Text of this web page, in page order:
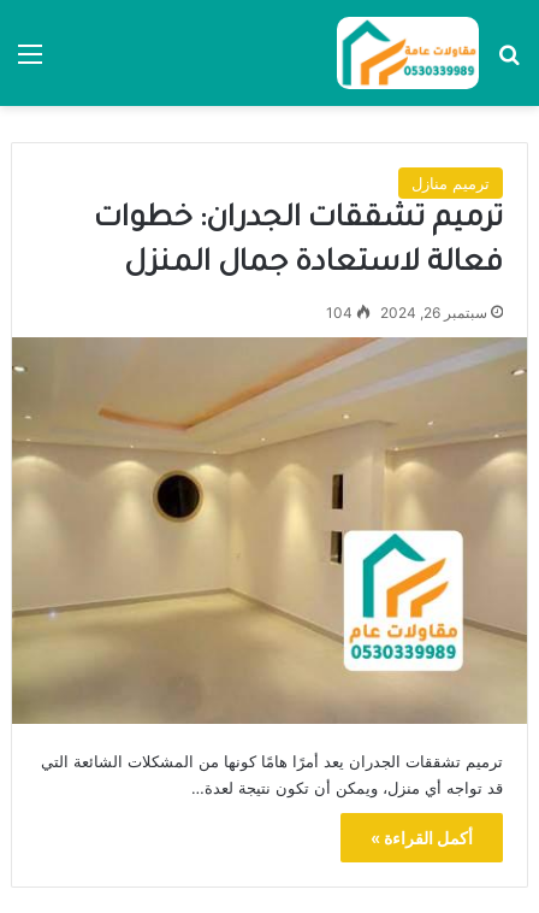
بحث عن
ترميم منازل
ترميم تشققات الجدران: خطوات
فعالة لاستعادة جمال المنزل
سبتمبر 26, 2024 104
ترميم تشققات الجدران يعد أمرًا هامًا كونها من المشكلات الشائعة التي
قد تواجه أي منزل، ويمكن أن تكون نتيجة لعدة…
أكمل القراءة »